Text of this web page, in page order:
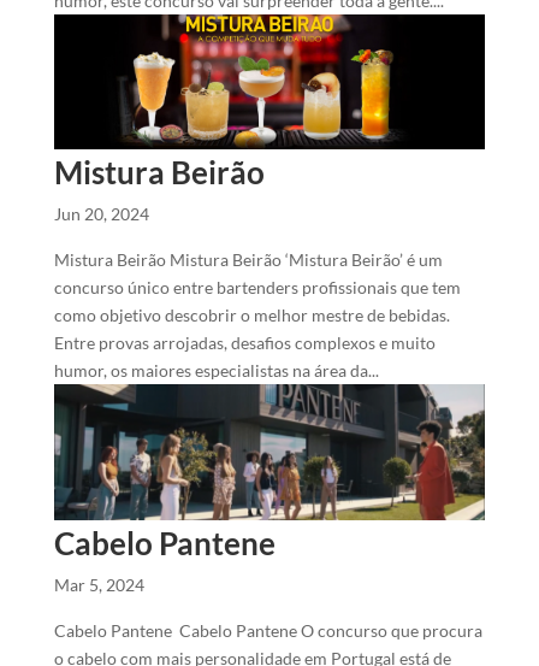
Mistura Beirão
Jun 20, 2024
Mistura Beirão Mistura Beirão ‘Mistura Beirão’ é um
concurso único entre bartenders profissionais que tem
como objetivo descobrir o melhor mestre de bebidas.
Entre provas arrojadas, desafios complexos e muito
humor, os maiores especialistas na área da...
Cabelo Pantene
Mar 5, 2024
Cabelo Pantene Cabelo Pantene O concurso que procura
o cabelo com mais personalidade em Portugal está de